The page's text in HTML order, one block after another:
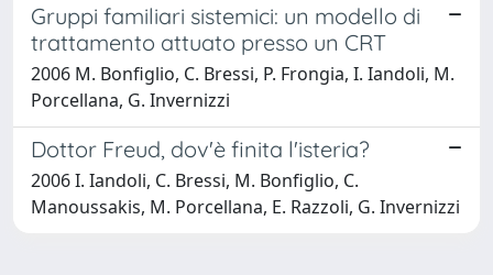
Gruppi familiari sistemici: un modello di
trattamento attuato presso un CRT
2006 M. Bonfiglio, C. Bressi, P. Frongia, I. Iandoli, M.
Porcellana, G. Invernizzi
Dottor Freud, dov'è finita l'isteria?
2006 I. Iandoli, C. Bressi, M. Bonfiglio, C.
Manoussakis, M. Porcellana, E. Razzoli, G. Invernizzi